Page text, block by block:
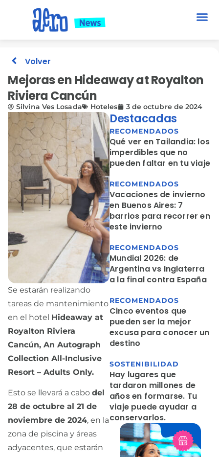
Volver
Mejoras en Hideaway at Royalton
Riviera Cancún
Silvina Ves Losada Hoteles 3 de octubre de 2024
Se estarán realizando
tareas de mantenimiento
en el hotel Hideaway at
Royalton Riviera
Cancún, An Autograph
Collection All-Inclusive
Resort – Adults Only.
Esto se llevará a cabo del
28 de octubre al 21 de
noviembre de 2024, en la
zona de piscina y áreas
adyacentes, que estarán
Destacadas
RECOMENDADOS
Qué ver en Tailandia: los
imperdibles que no
pueden faltar en tu viaje
RECOMENDADOS
Vacaciones de invierno
en Buenos Aires: 7
barrios para recorrer en
este invierno
RECOMENDADOS
Mundial 2026: de
Argentina vs Inglaterra
a la final contra España
RECOMENDADOS
Cinco eventos que
pueden ser la mejor
excusa para conocer un
destino
SOSTENIBILIDAD
Hay lugares que
tardaron millones de
años en formarse. Tu
viaje puede ayudar a
conservarlos.